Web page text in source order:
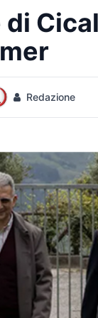
di
Redazione